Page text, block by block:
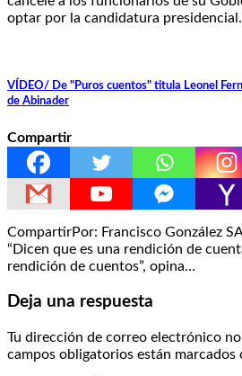
optar por la candidatura
VÍDEO/ De "Puros cuentos" titula Leonel
de Abinader
Compartir
CompartirPor: Francisco González
“Dicen que es una rendición de
rendición de cuentos”, opina…
Deja una respuesta
Tu dirección de correo electrónico
campos obligatorios están marcados